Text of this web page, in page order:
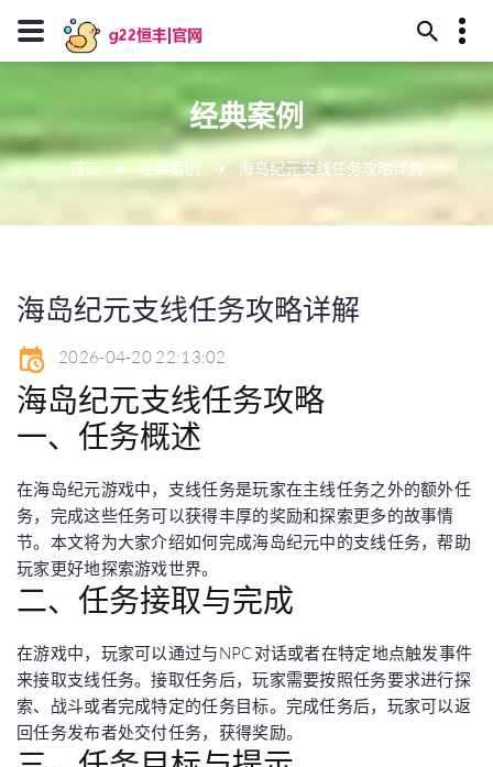
13594780055
甘南州屿庙神教35号
J909@baidu.ag
经典案例
首页 经典案例 海岛纪元支线任务攻略详解
海岛纪元支线任务攻略详解
2026-04-20 22:13:02
海岛纪元支线任务攻略
一、任务概述
在海岛纪元游戏中，支线任务是玩家在主线任务之外的额外任
务，完成这些任务可以获得丰厚的奖励和探索更多的故事情
节。本文将为大家介绍如何完成海岛纪元中的支线任务，帮助
玩家更好地探索游戏世界。
二、任务接取与完成
在游戏中，玩家可以通过与NPC对话或者在特定地点触发事件
来接取支线任务。接取任务后，玩家需要按照任务要求进行探
索、战斗或者完成特定的任务目标。完成任务后，玩家可以返
回任务发布者处交付任务，获得奖励。